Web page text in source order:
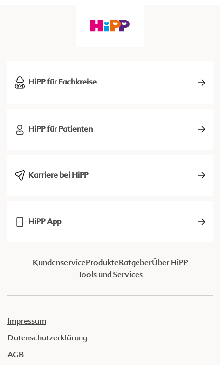
HiPP für Fachkreise
HiPP für Patienten
Karriere bei HiPP
HiPP App
KundenserviceProdukteRatgeberÜber HiPP
Tools und Services
Impressum
Datenschutzerklärung
AGB